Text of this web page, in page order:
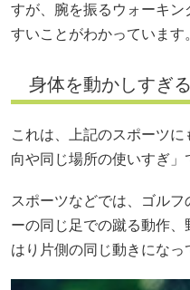
すが、腕を振るウォーキ
すいことがわかっています
身体を動かしすぎ
これは、上記のスポーツ
向や同じ場所の使いすぎ」
スポーツなどでは、ゴル
ーの同じ足での蹴る動作
はり片側の同じ動きになっ